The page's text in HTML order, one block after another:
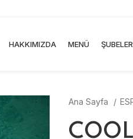
HAKKIMIZDA MENÜ ŞUBELER
Ana Sayfa